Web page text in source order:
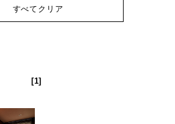
すべてクリア
[1]